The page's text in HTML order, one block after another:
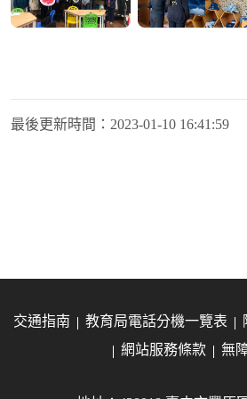
最後更新時間： 2023-01-10 16:41:59
交通指南 教育局電話分機一覽表
網站服務條款
無